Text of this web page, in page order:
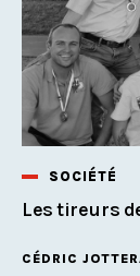
SOCIÉTÉ
Les tireurs
CÉDRIC